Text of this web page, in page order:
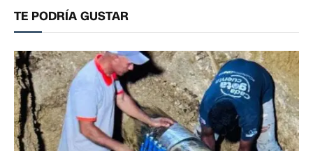
TE PODRÍA GUSTAR